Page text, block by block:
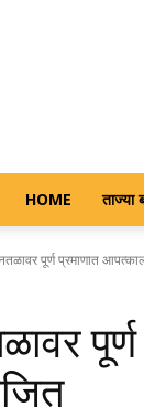
HOME ताज्या
पूर्ण प्रमाणात